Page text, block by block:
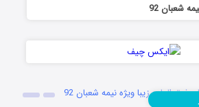
شعبان 92
فوق العاده زیبا ویژه نیمه شعبان 92